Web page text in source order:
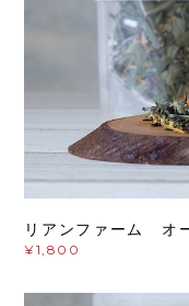
リアンファーム オ
¥1,800